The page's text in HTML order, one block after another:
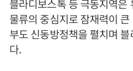
블라디보스톡 등 극동지역은
물류의 중심지로 잠재력이
부도 신동방정책을 펼치며
다.